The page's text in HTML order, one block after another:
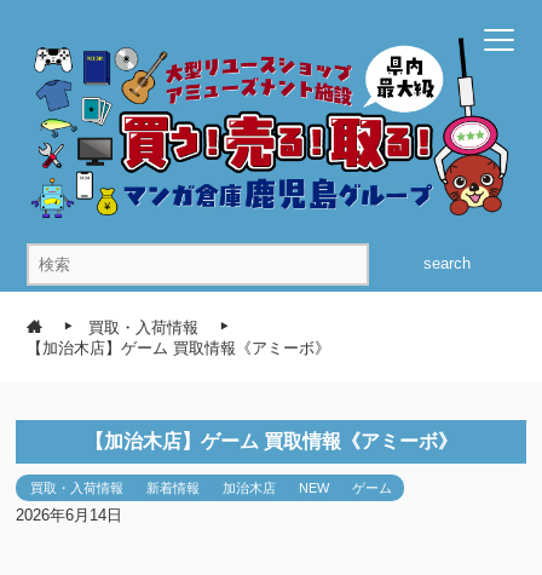
search
買取・入荷情報
【加治木店】ゲーム 買取情報《アミーボ》
【加治木店】ゲーム 買取情報《アミーボ》
買取・入荷情報 新着情報 加治木店 NEW ゲーム
2026年6月14日